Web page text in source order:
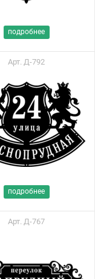
подробнее
Арт. Д-792
подробнее
Арт. Д-767